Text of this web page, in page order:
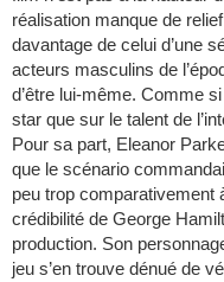
réalisation manque de
davantage de celui d’une
acteurs masculins de
d’être lui-même. Comme
star que sur le talent de
Pour sa part, Eleanor
que le scénario
peu trop comparativement
crédibilité de George
production. Son
jeu s’en trouve dénué de